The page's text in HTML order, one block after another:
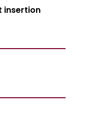
insertion